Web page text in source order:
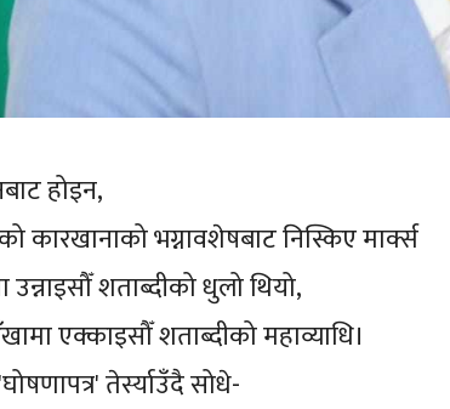
होइन,
कारखानाको भग्नावशेषबाट निस्किए मार्क्स
उन्नाइसौँ शताब्दीको धुलो थियो,
एक्काइसौँ शताब्दीको महाव्याधि।
तेर्स्याउँदै सोधे-